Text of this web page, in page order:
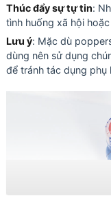
Thúc đẩy sự tự tin:
tình huống xã hội
Lưu ý: Mặc dù
dùng nên sử dụng
để tránh tác dụng phụ